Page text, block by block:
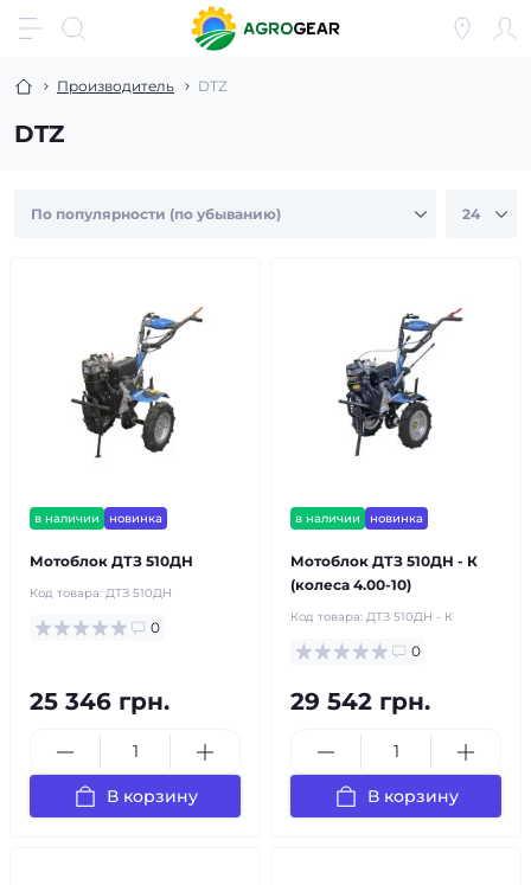
Производитель DTZ
DTZ
в наличии новинка
Мотоблок ДТЗ 510ДН
Код товара: ДТЗ 510ДН
0
25 346 грн.
В корзину
в наличии новинка
Мотоблок ДТЗ 510ДН - К
(колеса 4.00-10)
Код товара: ДТЗ 510ДН - К
0
29 542 грн.
В корзину